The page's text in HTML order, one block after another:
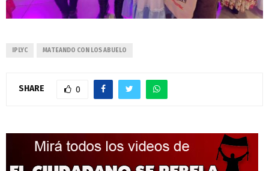
IPLYC MATEANDO CON LOS ABUELO
SHARE 0